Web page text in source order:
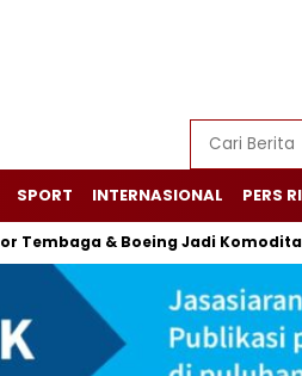
SPORT INTERNASIONAL PERS
& Boeing Jadi Komoditas